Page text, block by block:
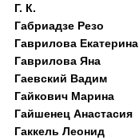
Г. К.
Габриадзе Резо
Гаврилова Екатерина
Гаврилова Яна
Гаевский Вадим
Гайкович Марина
Гайшенец Анастасия
Гаккель Леонид